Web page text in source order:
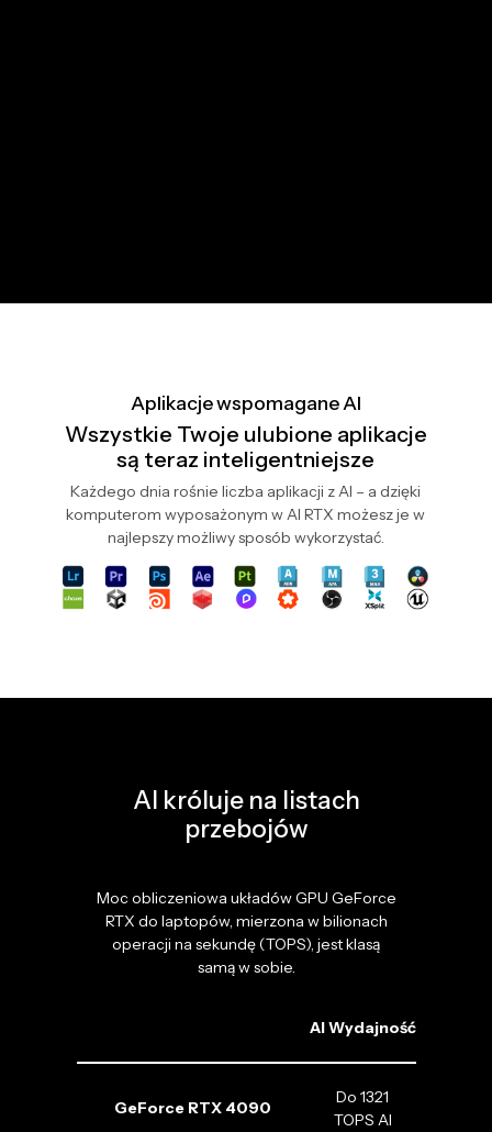
Aplikacje wspomagane AI
Wszystkie Twoje ulubione aplikacje
są teraz inteligentniejsze
Każdego dnia rośnie liczba aplikacji z AI – a dzięki
komputerom wyposażonym w AI RTX możesz je w
najlepszy możliwy sposób wykorzystać.
AI króluje na listach
przebojów
Moc obliczeniowa układów GPU GeForce
RTX do laptopów, mierzona w bilionach
operacji na sekundę (TOPS), jest klasą
samą w sobie.
AI Wydajność
GeForce RTX 4090
Do 1321
TOPS AI